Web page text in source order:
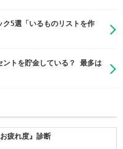
5選「いるものリストを作
ントを貯金している？ 最多は
疲れ度』診断